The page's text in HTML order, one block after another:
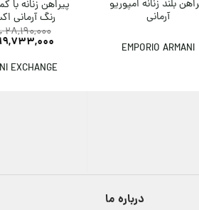
بلند زنانه امپوریو
آرمانی
EMPORIO ARMANI
پیراهن زنانه با
رنگ آرمانی
28,190,000
19,733,000
EXCHANGE
درباره ما